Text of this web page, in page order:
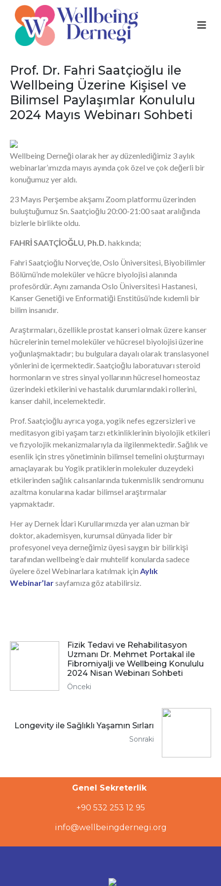
Prof. Dr. Fahri Saatçioğlu ile
Wellbeing Üzerine Kişisel ve
Bilimsel Paylaşımlar Konululu
2024 Mayıs Webinarı Sohbeti
Wellbeing Derneği olarak her ay düzenlediğimiz 3 aylık
webinarlar’ımızda mayıs ayında çok özel ve çok değerli bir
konuğumuz yer aldı.
23 Mayıs Perşembe akşamı Zoom platformu üzerinden
buluştuğumuz Sn. Saatçioğlu 20:00-21:00 saat aralığında
bizlerle birlikte oldu.
FAHRİ SAATÇİOĞLU, Ph.D. hakkında;
Fahri Saatçioğlu Norveç’de, Oslo Üniversitesi, Biyobilimler
Bölümü’nde moleküler ve hücre biyolojisi alanında
profesördür. Aynı zamanda Oslo Üniversitesi Hastanesi,
Kanser Genetiği ve Enformatiği Enstitüsü’nde kıdemli bir
bilim insanıdır.
Araştırmaları, özellikle prostat kanseri olmak üzere kanser
hücrelerinin temel moleküler ve hücresel biyolojisi üzerine
yoğunlaşmaktadır; bu bulgulara dayalı olarak translasyonel
yönlerini de içermektedir. Saatçioğlu laboratuvarı steroid
hormonların ve stres sinyal yollarının hücresel homeostaz
üzerindeki etkilerini ve hastalık durumlarındaki rollerini,
kanser dahil, incelemektedir.
Prof. Saatçioğlu ayrıca yoga, yogik nefes egzersizleri ve
meditasyon gibi yaşam tarzı etkinliklerinin biyolojik etkileri
ve fizyolojik mekanizmalarıyla da ilgilenmektedir. Sağlık ve
esenlik için stres yönetiminin bilimsel temelini oluşturmayı
amaçlayarak bu Yogik pratiklerin molekuler duzeydeki
etkilerinden sağlık calısanlarında tukenmislik sendromunu
azaltma konularına kadar bilimsel araştırmalar
yapmaktadır.
Her ay Dernek İdari Kurullarımızda yer alan uzman bir
doktor, akademisyen, kurumsal dünyada lider bir
profesyonel veya derneğimiz üyesi saygın bir bilirkişi
tarafından wellbeing’e dair muhtelif konularda sadece
üyelere özel Webinarlara katılmak için Aylık
Webinar’larsayfamıza göz atabilirsiz.
Fizik Tedavi ve Rehabilitasyon
Uzmanı Dr. Mehmet Portakal ile
Fibromiyalji ve Wellbeing Konululu
2024 Nisan Webinarı Sohbeti
Önceki
Longevity ile Sağlıklı Yaşamın Sırları
Sonraki
Genel Sekreterlik
+90 532 253 12 95
info@wellbeingdernegi.org